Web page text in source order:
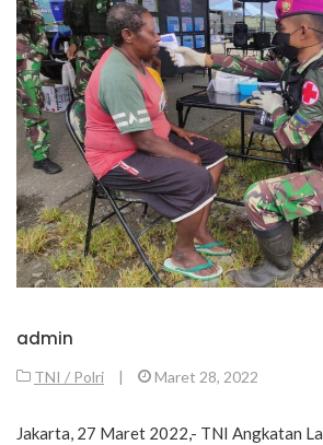
admin
TNI / Polri | Maret 28, 2022
Jakarta, 27 Maret 2022,- TNI Angkatan